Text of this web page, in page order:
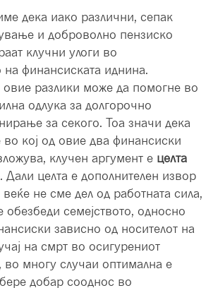
дека иако различни, сепак
и доброволно пензиско
клучни улоги во
финансиската иднина.
разлики може да помогне во
одлука за долгорочно
за секого. Тоа значи дека
кој од овие два финансиски
клучен аргумент е целта
. Дали целта е дополнителен извор
не сме дел од работната сила,
обезбеди семејството, односно
зависно од носителот на
на смрт во осигурениот
во многу случаи оптимална е
добар сооднос во